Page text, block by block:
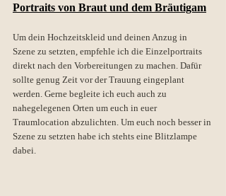
Portraits von Braut und dem Bräutigam
Um dein Hochzeitskleid und deinen Anzug in
Szene zu setzten, empfehle ich die Einzelportraits
direkt nach den Vorbereitungen zu machen. Dafür
sollte genug Zeit vor der Trauung eingeplant
werden. Gerne begleite ich euch auch zu
nahegelegenen Orten um euch in euer
Traumlocation abzulichten. Um euch noch besser in
Szene zu setzten habe ich stehts eine Blitzlampe
dabei.